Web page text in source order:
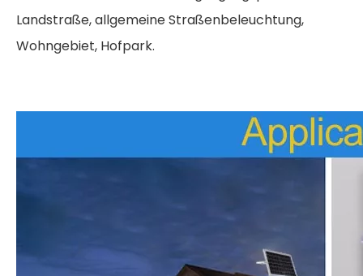
Landstraße, allgemeine Straßenbeleuchtung,
Wohngebiet, Hofpark.